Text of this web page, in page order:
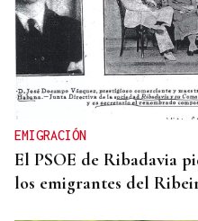
EMIGRACIÓN
El PSOE de Ribadavia
los emigrantes del